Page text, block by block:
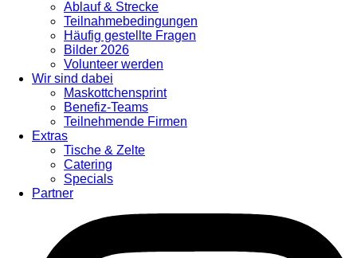
Ablauf & Strecke
Teilnahmebedingungen
Häufig gestellte Fragen
Bilder 2026
Volunteer werden
Wir sind dabei
Maskottchensprint
Benefiz-Teams
Teilnehmende Firmen
Extras
Tische & Zelte
Catering
Specials
Partner